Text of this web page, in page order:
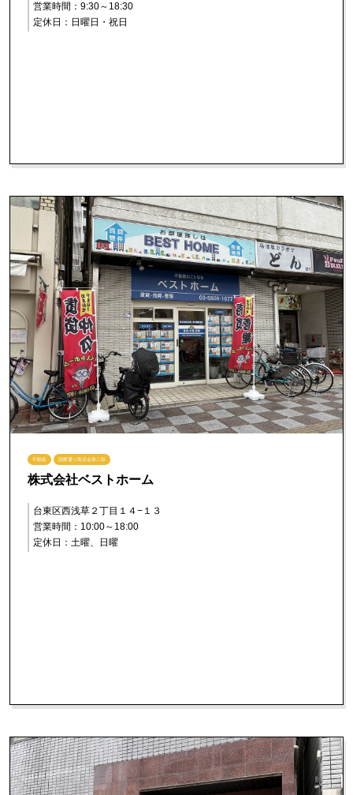
営業時間：9:30～18:30
定休日：日曜日・祝日
不動産 国際通り商店会第二部
株式会社ベストホーム
台東区西浅草２丁目１４−１３
営業時間：10:00～18:00
定休日：土曜、日曜